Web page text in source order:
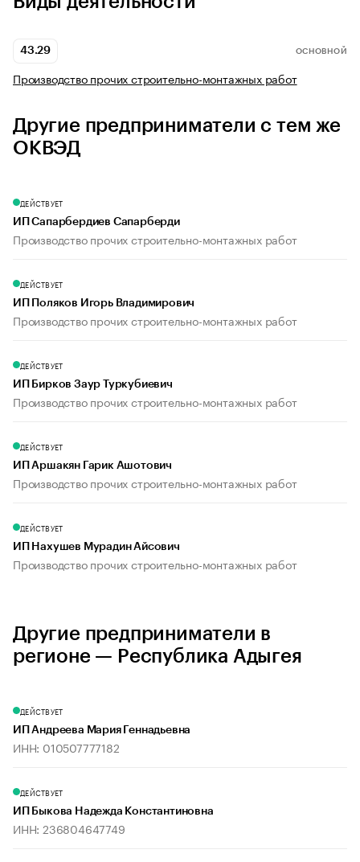
43.29 ОСНОВНОЙ
Производство прочих строительно-монтажных работ
Другие предприниматели с тем же
ОКВЭД
ДЕЙСТВУЕТ
ИП Сапарбердиев Сапарберди
Производство прочих строительно-монтажных работ
ДЕЙСТВУЕТ
ИП Поляков Игорь Владимирович
Производство прочих строительно-монтажных работ
ДЕЙСТВУЕТ
ИП Бирков Заур Туркубиевич
Производство прочих строительно-монтажных работ
ДЕЙСТВУЕТ
ИП Аршакян Гарик Ашотович
Производство прочих строительно-монтажных работ
ДЕЙСТВУЕТ
ИП Нахушев Мурадин Айсович
Производство прочих строительно-монтажных работ
Другие предприниматели в
регионе — Республика Адыгея
ДЕЙСТВУЕТ
ИП Андреева Мария Геннадьевна
ИНН: 010507777182
ДЕЙСТВУЕТ
ИП Быкова Надежда Константиновна
ИНН: 236804647749